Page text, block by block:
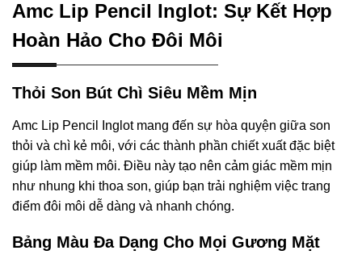
Amc Lip Pencil Inglot: Sự Kết Hợp
Hoàn Hảo Cho Đôi Môi
Thỏi Son Bút Chì Siêu Mềm Mịn
Amc Lip Pencil Inglot mang đến sự hòa quyện giữa son
thỏi và chì kẻ môi, với các thành phần chiết xuất đặc biệt
giúp làm mềm môi. Điều này tạo nên cảm giác mềm mịn
như nhung khi thoa son, giúp bạn trải nghiệm việc trang
điểm đôi môi dễ dàng và nhanh chóng.
Bảng Màu Đa Dạng Cho Mọi Gương Mặt